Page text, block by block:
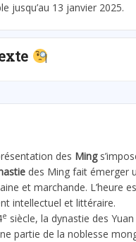
jusqu’au 13 janvier 2025.
des Ming
des Ming fait émerger
et marchande. L’heure
intellectuel et littéraire.
e siècle, la dynastie des
partie de la noblesse